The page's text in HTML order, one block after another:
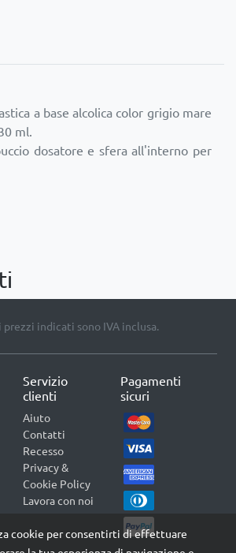
a base alcolica color grigio mare
ml.
dosatore e sfera all'interno per
indicati sono IVA inclusa.
Servizio
clienti
Aiuto
Contatti
Recesso
Privacy &
Cookie Policy
Lavora con noi
Pagamenti
sicuri
cookie per consentirti di effettuare